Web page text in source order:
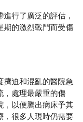
行了廣泛的評估，
期的激烈戰鬥而受傷
擠迫和混亂的醫院急
，處理最嚴重的傷
，以便騰出病床予其
，很多人現時仍需要